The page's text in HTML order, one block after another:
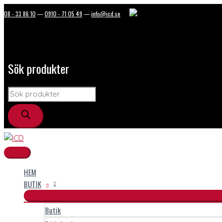
Hoppa
till
08 - 33 86 10 —0910 - 71 05 49 —info@icd.se
Sök produkter
Products
Huvudmeny
HEM
BUTIK
Butik